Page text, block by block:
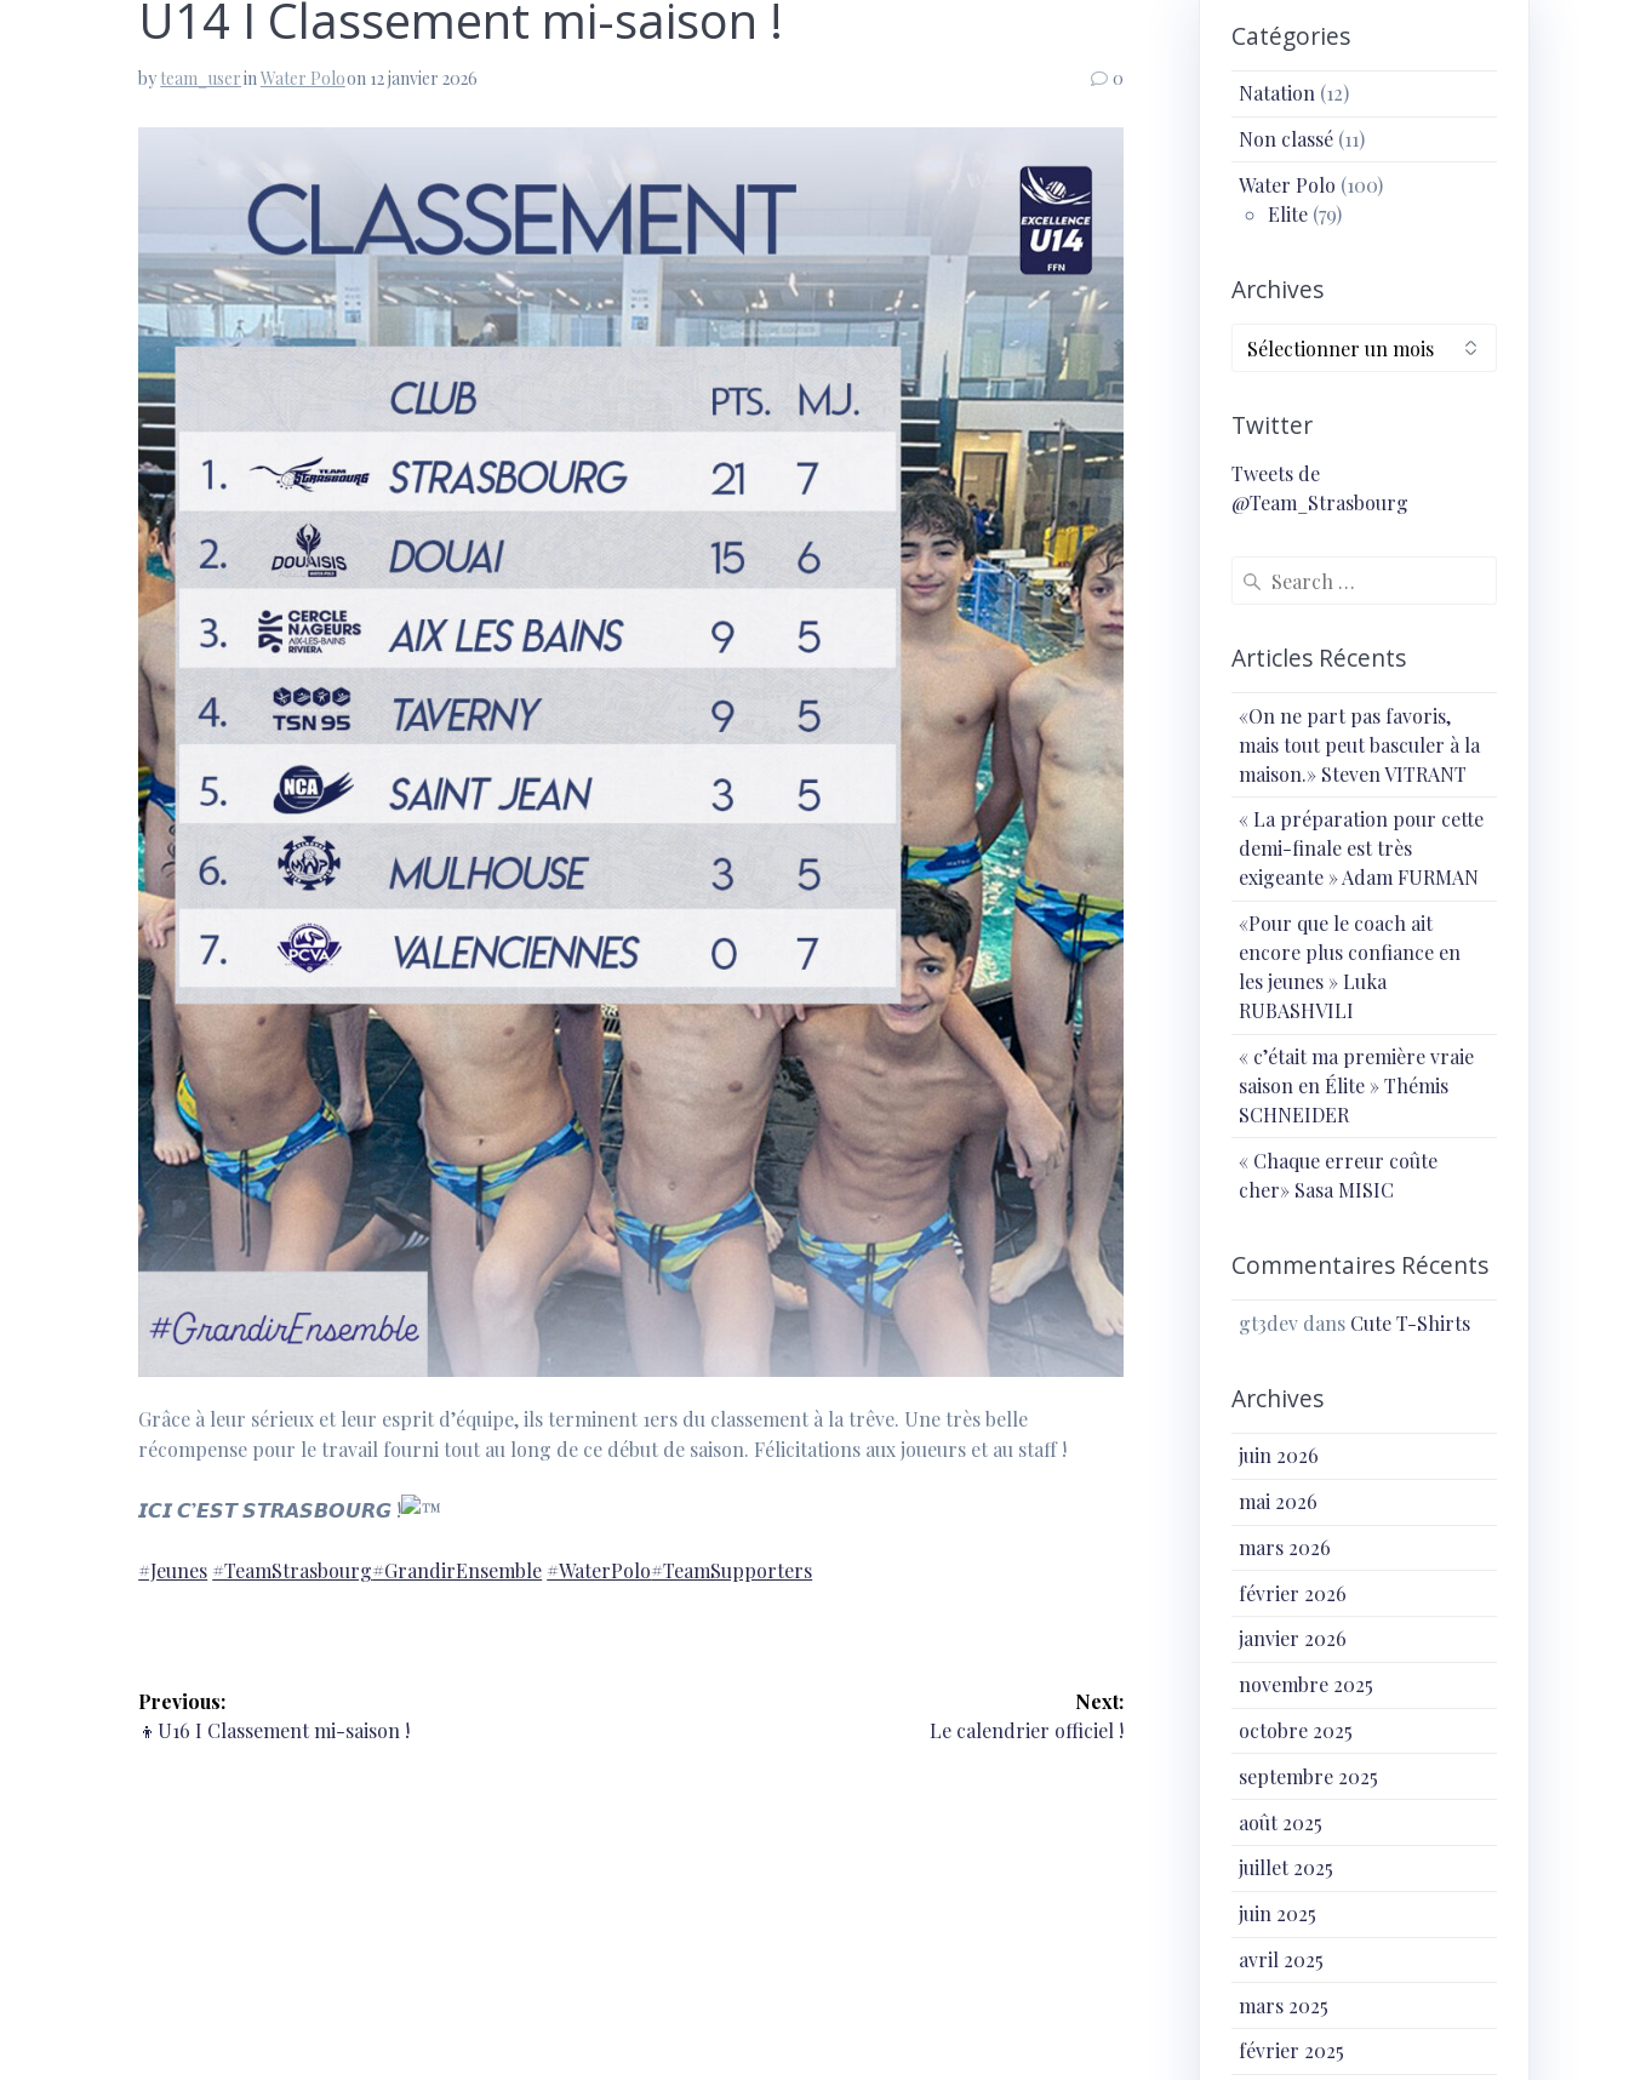
U14 I Classement mi-saison !
by team_userinWater Poloon 12 janvier 2026 0
Grâce à leur sérieux et leur esprit d’équipe, ils terminent 1ers du classement à la trêve. Une très belle
récompense pour le travail fourni tout au long de ce début de saison. Félicitations aux joueurs et au staff !
𝙄𝘾𝙄 𝘾’𝙀𝙎𝙏 𝙎𝙏𝙍𝘼𝙎𝘽𝙊𝙐𝙍𝙂 !
#Jeunes #TeamStrasbourg#GrandirEnsemble #WaterPolo#TeamSupporters
Navigation
de
Previous:
Previous
👦U16 I Classement mi-saison !
Next:
Next
Le calendrier officiel !
Catégories
Natation (12)
Non classé (11)
Water Polo (100)
Elite (79)
Archives
Archives
Twitter
Tweets de
@Team_Strasbourg
Search
Articles Récents
«On ne part pas favoris,
mais tout peut basculer à la
maison.» Steven VITRANT
« ⁠La préparation pour cette
demi-finale est très
exigeante » Adam FURMAN
«Pour que le coach ait
encore plus confiance en
les jeunes » Luka
RUBASHVILI
« c’était ma première vraie
saison en Élite » Thémis
SCHNEIDER
« Chaque erreur coûte
cher» Sasa MISIC
Commentaires Récents
gt3dev dans Cute T-Shirts
Archives
juin 2026
mai 2026
mars 2026
février 2026
janvier 2026
novembre 2025
octobre 2025
septembre 2025
août 2025
juillet 2025
juin 2025
avril 2025
mars 2025
février 2025